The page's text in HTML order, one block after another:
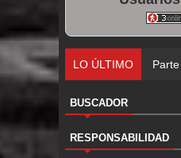
LO ÚLTIMO
BUSCADOR
RESPONSABILIDAD